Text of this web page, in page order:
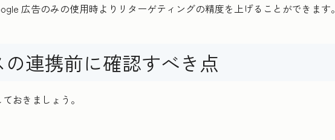
広告のみの使用時よりリターゲティングの精度を上げることができます。
連携前に確認すべき点
おきましょう。